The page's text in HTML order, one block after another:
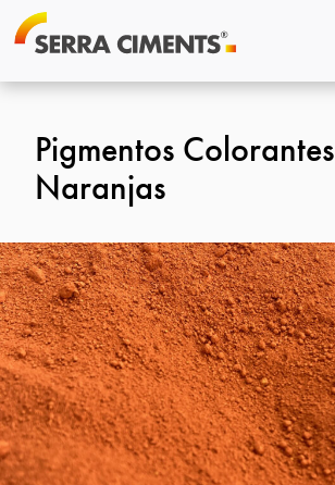
Pigmentos Colorantes
Naranjas